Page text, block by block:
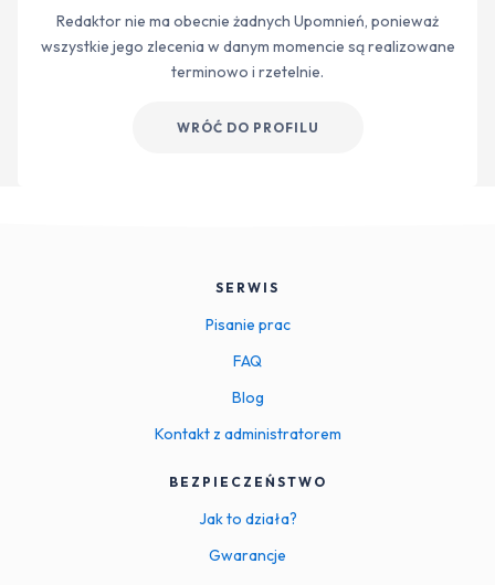
Redaktor nie ma obecnie żadnych Upomnień, ponieważ
wszystkie jego zlecenia w danym momencie są realizowane
terminowo i rzetelnie.
WRÓĆ DO PROFILU
SERWIS
Pisanie prac
FAQ
Blog
Kontakt z administratorem
BEZPIECZEŃSTWO
Jak to działa?
Gwarancje